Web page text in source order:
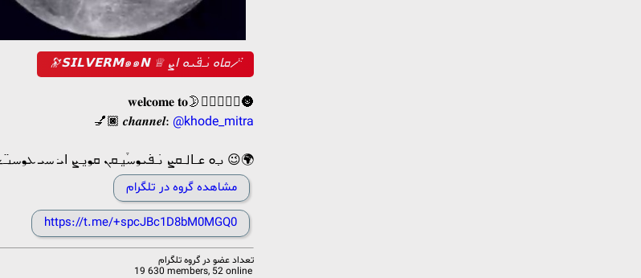
🔭𝗦𝗜𝗟𝗩𝗘𝗥𝗠๑๑𝗡 ♕ ܩߊ‌‌ܘ ࡅ࣪ߺܦ߳ܝ‌ܘ ߊ‌‌ܨ🪄
𝐰𝐞𝐥𝐜𝐨𝐦𝐞 𝐭𝐨🌛𝐦𝐨𝐨𝐧‌‌🌚
💅🏿 𝒄𝒉𝒂𝒏𝒏𝒆𝒍: @khode_mitra
ࡅߺ߲ܘ عߺߊ‌‌ࡋߺܩܨ ࡅ࣪ߺܦ߭ܝ‌❟ࡄ֒ࡅ࡙ߺܩܢ‌‌ ܩ❟ࡅ࡙ߺܨ ߊ‌‌ܝּ ࡄܝ‌ ܥ‌‌❟ࡄࡅߺ߳ࡉ‌ 😉🌍
مشاهده گروه در تلگرام
https://t.me/+spcJBc1D8bM0MGQ0
تعداد عضو در گروه تلگرام
19 630 members, 52 online